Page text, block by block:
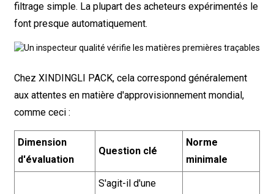
filtrage simple. La plupart des acheteurs expérimentés le
font presque automatiquement.
Chez XINDINGLI PACK, cela correspond généralement
aux attentes en matière d'approvisionnement mondial,
comme ceci :
Dimension
d'évaluation
Question clé
Norme
minimale
S'agit-il d'une